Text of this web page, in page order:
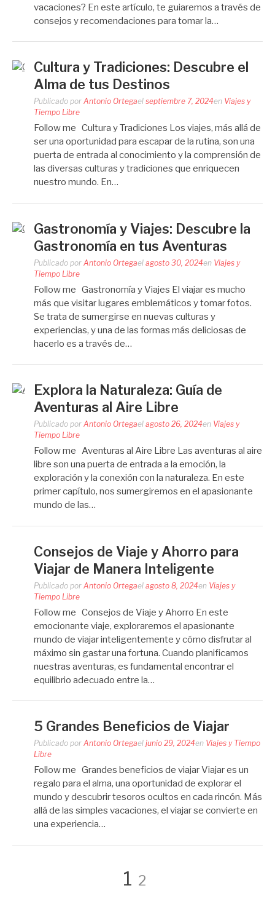
vacaciones? En este artículo, te guiaremos a través de
consejos y recomendaciones para tomar la…
Cultura y Tradiciones: Descubre el
Alma de tus Destinos
Publicado por Antonio Ortegael septiembre 7, 2024en Viajes y
Tiempo Libre
Follow me Cultura y Tradiciones Los viajes, más allá de
ser una oportunidad para escapar de la rutina, son una
puerta de entrada al conocimiento y la comprensión de
las diversas culturas y tradiciones que enriquecen
nuestro mundo. En…
Gastronomía y Viajes: Descubre la
Gastronomía en tus Aventuras
Publicado por Antonio Ortegael agosto 30, 2024en Viajes y
Tiempo Libre
Follow me Gastronomía y Viajes El viajar es mucho
más que visitar lugares emblemáticos y tomar fotos.
Se trata de sumergirse en nuevas culturas y
experiencias, y una de las formas más deliciosas de
hacerlo es a través de…
Explora la Naturaleza: Guía de
Aventuras al Aire Libre
Publicado por Antonio Ortegael agosto 26, 2024en Viajes y
Tiempo Libre
Follow me Aventuras al Aire Libre Las aventuras al aire
libre son una puerta de entrada a la emoción, la
exploración y la conexión con la naturaleza. En este
primer capítulo, nos sumergiremos en el apasionante
mundo de las…
Consejos de Viaje y Ahorro para
Viajar de Manera Inteligente
Publicado por Antonio Ortegael agosto 8, 2024en Viajes y
Tiempo Libre
Follow me Consejos de Viaje y Ahorro En este
emocionante viaje, exploraremos el apasionante
mundo de viajar inteligentemente y cómo disfrutar al
máximo sin gastar una fortuna. Cuando planificamos
nuestras aventuras, es fundamental encontrar el
equilibrio adecuado entre la…
5 Grandes Beneficios de Viajar
Publicado por Antonio Ortegael junio 29, 2024en Viajes y Tiempo
Libre
Follow me Grandes beneficios de viajar Viajar es un
regalo para el alma, una oportunidad de explorar el
mundo y descubrir tesoros ocultos en cada rincón. Más
allá de las simples vacaciones, el viajar se convierte en
una experiencia…
Paginación
Página
1 Página
2